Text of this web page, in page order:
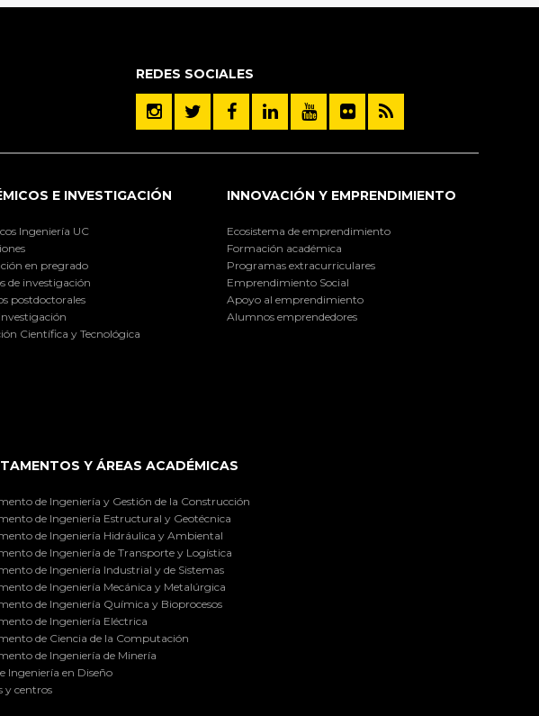
REDES SOCIALES
E INVESTIGACIÓN
Ingeniería UC
en pregrado
de investigación
postdoctorales
Científica y Tecnológica
INNOVACIÓN Y EMPRENDIMIENTO
Ecosistema de emprendimiento
Formación académica
Programas extracurriculares
Emprendimiento Social
Apoyo al emprendimiento
Alumnos emprendedores
Y ÁREAS ACADÉMICAS
de Ingeniería y Gestión de la Construcción
de Ingeniería Estructural y Geotécnica
de Ingeniería Hidráulica y Ambiental
de Ingeniería de Transporte y Logística
de Ingeniería Industrial y de Sistemas
de Ingeniería Mecánica y Metalúrgica
de Ingeniería Química y Bioprocesos
de Ingeniería Eléctrica
de Ciencia de la Computación
de Ingeniería de Minería
Ingeniería en Diseño
y centros